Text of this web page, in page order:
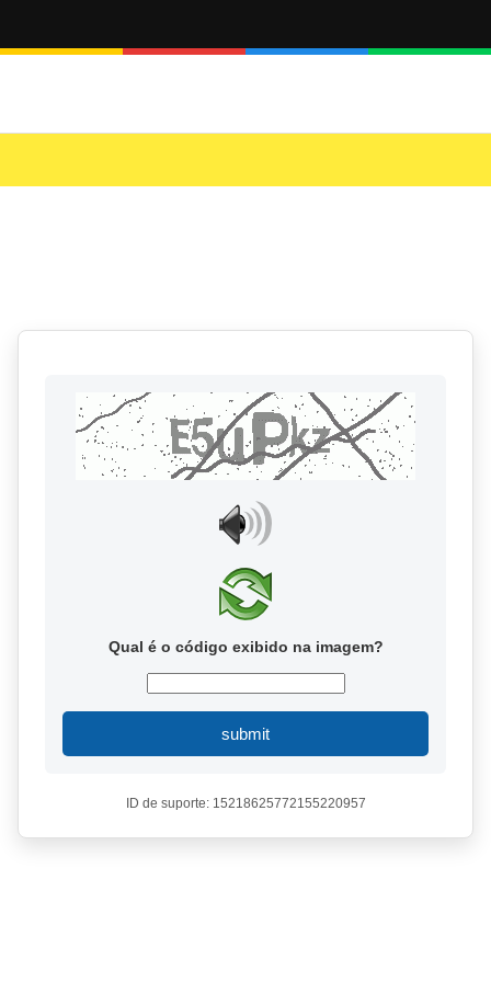
Qual é o código exibido na imagem?
submit
ID de suporte: 15218625772155220957